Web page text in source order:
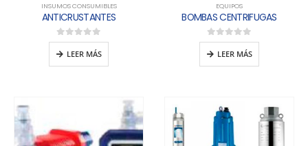
INSUMOS CONSUMIBLES
ANTICRUSTANTES
0out of 5
LEER MÁS
EQUIPOS
BOMBAS CENTRIFUGAS
0out of 5
LEER MÁS